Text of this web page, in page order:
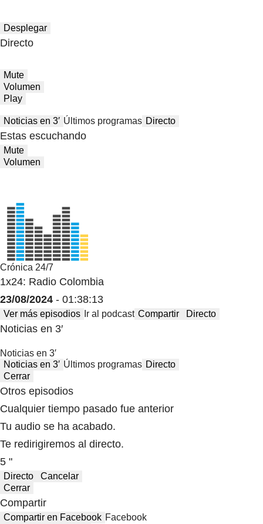
Desplegar
Directo
Mute
Volumen
Play
Noticias en 3′ Últimos programas Directo
Estas escuchando
Mute
Volumen
Crónica 24/7
1x24: Radio Colombia
23/08/2024 - 01:38:13
Ver más episodios Ir al podcast Compartir Directo
Noticias en 3′
Noticias en 3′
Noticias en 3′ Últimos programas Directo
Cerrar
Otros episodios
Cualquier tiempo pasado fue anterior
Tu audio se ha acabado.
Te redirigiremos al directo.
5 "
Directo
Cancelar
Cerrar
Compartir
Compartir en Facebook Facebook